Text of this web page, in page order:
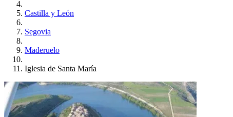
Castilla y León
Segovia
Maderuelo
Iglesia de Santa María